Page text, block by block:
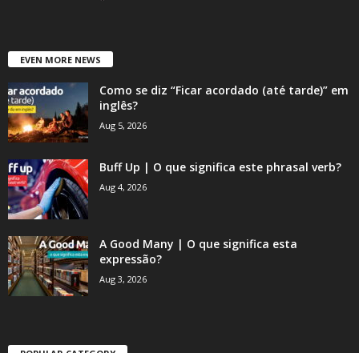
EVEN MORE NEWS
Como se diz “Ficar acordado (até tarde)” em
inglês?
Aug 5, 2026
Buff Up | O que significa este phrasal verb?
Aug 4, 2026
A Good Many | O que significa esta
expressão?
Aug 3, 2026